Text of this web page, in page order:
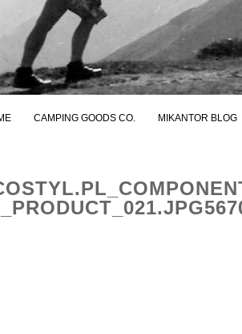
CAMPING GOODS CO. MIKANTOR BLOG